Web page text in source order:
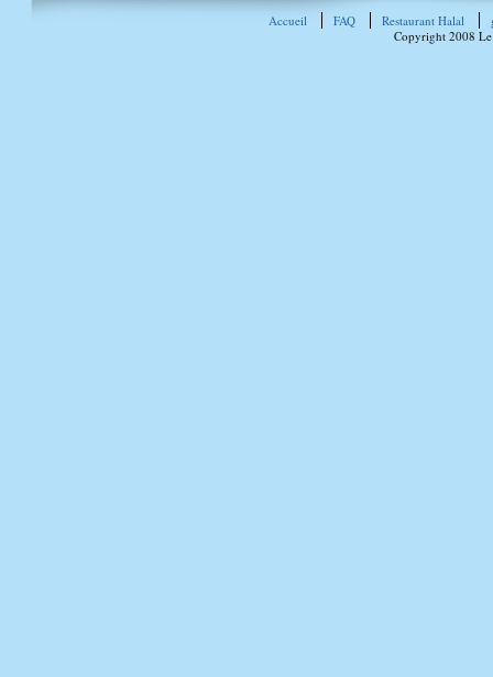
Accueil FAQ Restaurant Halal
Copyright 2008